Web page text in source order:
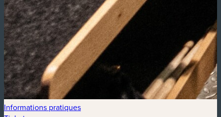
Informations pratiques